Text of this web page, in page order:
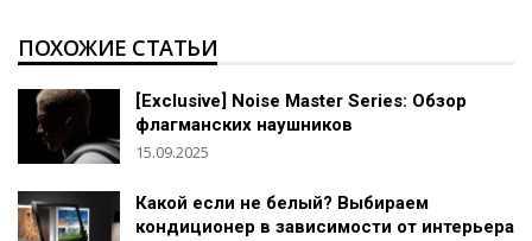
ПОХОЖИЕ СТАТЬИ
[Exclusive] Noise Master Series: Обзор
флагманских наушников
15.09.2025
Какой если не белый? Выбираем
кондиционер в зависимости от интерьера